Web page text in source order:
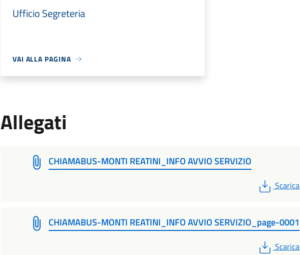
Ufficio Segreteria
VAI ALLA PAGINA
Allegati
CHIAMABUS-MONTI REATINI_INFO AVVIO SERVIZIO
PDF
Scarica
CHIAMABUS-MONTI REATINI_INFO AVVIO SERVIZIO_page-0001
PDF
Scarica